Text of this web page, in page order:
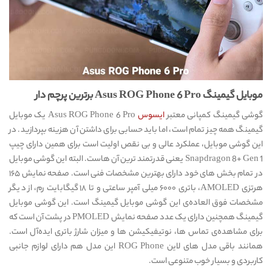
موبایل گیمینگAsus ROG Phone 6 Proبرترین پرچم دار
گوشی گیمینگ کمپانی معتبرایسوس
Asus ROG Phone 6 Pro یک موبایل
گیمینگ همه چیز تمام است، اما باید حسابی برای داشتن آن هزینه بپردازید. در
این گوشی موبایل، عملکرد عالی و بی نقص اولیت است برای همین دارای چیپ
Snapdragon 8+ Gen 1 یعنی قدرتمند ترین آن هاست. البته این گوشی موبایل
در تمام بخش های خود دارای بهترین مشخصات فنی است. صفحه نمایش ۱۶۵
هرتزی AMOLED، باتری ۶۰۰۰ میلی آمپر ساعتی و تا ۱۸ گیگابایت رم، از دیگر
مشخصات فوق العاده‌ی این گوشی موبایل گیمینگ است. این گوشی موبایل
گیمینگ همچنین دارای یک عدد صفحه نمایش PMOLED در پشت آن است که
برای مشاهده‌ی تماس ها، نوتیفیکیشن ها و میزان شارژ باتری ایده‌‌آل است.
همانند باقی مدل های لاین ROG Phone این مدل هم دارای لوازم جانبی
کاربردی و بسیار خوب متنوعی است.